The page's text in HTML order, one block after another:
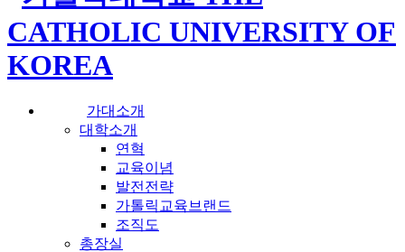
가대소개
대학소개
연혁
교육이념
발전전략
가톨릭교육브랜드
조직도
총장실